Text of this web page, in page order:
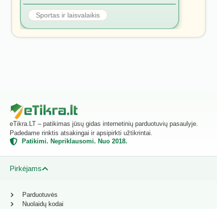
Sportas ir laisvalaikis
eTikra.LT – patikimas jūsų gidas internetinių parduotuvių pasaulyje.
Padedame rinktis atsakingai ir apsipirkti užtikrintai.
Patikimi. Nepriklausomi. Nuo 2018.
Pirkėjams
Parduotuvės
Nuolaidų kodai